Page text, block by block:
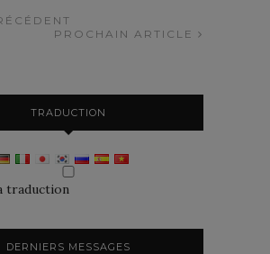
PROCHAIN ARTICLE
TRADUCTION
traduction
DERNIERS MESSAGES